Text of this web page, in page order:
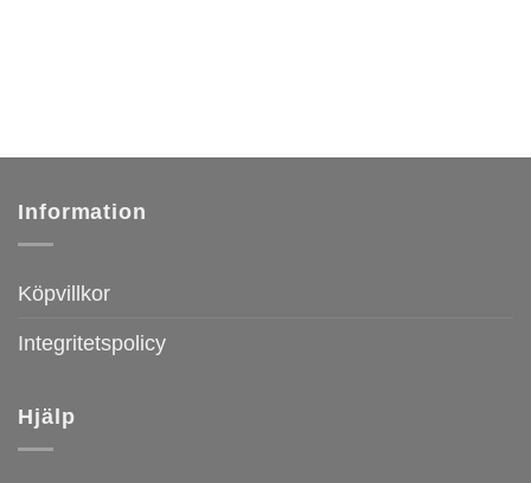
Information
Köpvillkor
Integritetspolicy
Hjälp